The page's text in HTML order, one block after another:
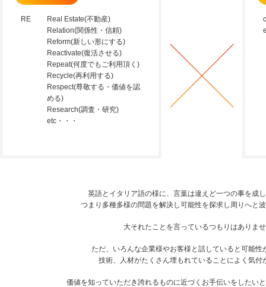
RE
Real Estate(不動産)
Relation(関係性・信頼)
Reform(新しい形にする)
Reactivate(復活させる)
Repeat(何度でもご利用頂く)
Recycle(再利用する)
Respect(尊敬する・価値を認
める)
Research(調査・研究)
etc・・・
英語とイタリア語の様に、言葉は違えど一つの事を成
つまり多種多様の問題を解決し可能性を探求し周りへと
大それたことを言っているつもりはありま
ただ、いろんな企業様やお客様と話していると可能性
技術、人材がたくさん埋もれていることによく気付
価値を知っていただき誇れるものに近づくお手伝いをしたい